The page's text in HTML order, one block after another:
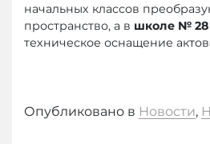
начальных классов
пространство, а в школе № 28
техническое оснащение
Опубликовано в Новости,